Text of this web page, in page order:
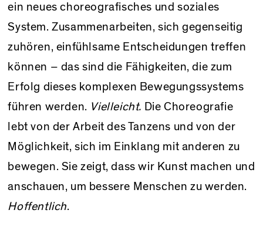
ein neues choreografisches und soziales
System. Zusammenarbeiten, sich gegenseitig
zuhören, einfühlsame Entscheidungen treffen
können – das sind die Fähigkeiten, die zum
Erfolg dieses komplexen Bewegungssystems
führen werden. Vielleicht. Die Choreografie
lebt von der Arbeit des Tanzens und von der
Möglichkeit, sich im Einklang mit anderen zu
bewegen. Sie zeigt, dass wir Kunst machen und
anschauen, um bessere Menschen zu werden.
Hoffentlich.